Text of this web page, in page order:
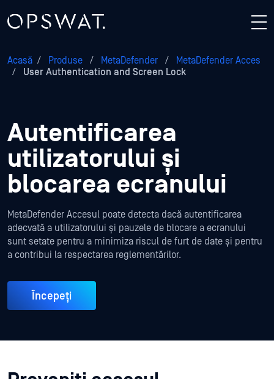
Acasă / Produse / MetaDefender /
MetaDefender Acces
/
User Authentication and Screen Lock
Autentificarea
utilizatorului și
blocarea ecranului
MetaDefender Accesul poate detecta dacă autentificarea
adecvată a utilizatorului și pauzele de blocare a ecranului
sunt setate pentru a minimiza riscul de furt de date și pentru
a contribui la respectarea reglementărilor.
Începeți